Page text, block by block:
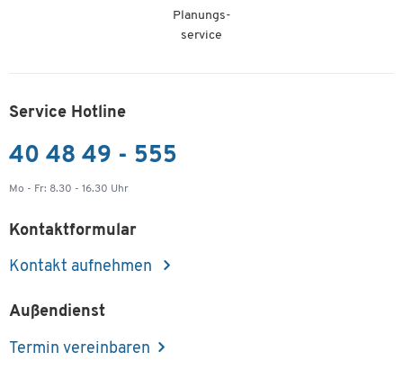
Planungs-
service
Service Hotline
40 48 49 - 555
Mo - Fr: 8.30 - 16.30 Uhr
Kontaktformular
Kontakt aufnehmen
Außendienst
Termin vereinbaren